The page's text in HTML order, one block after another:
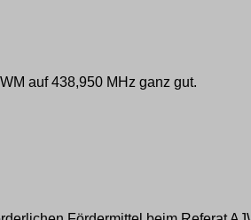
auf 438,950 MHz ganz gut.